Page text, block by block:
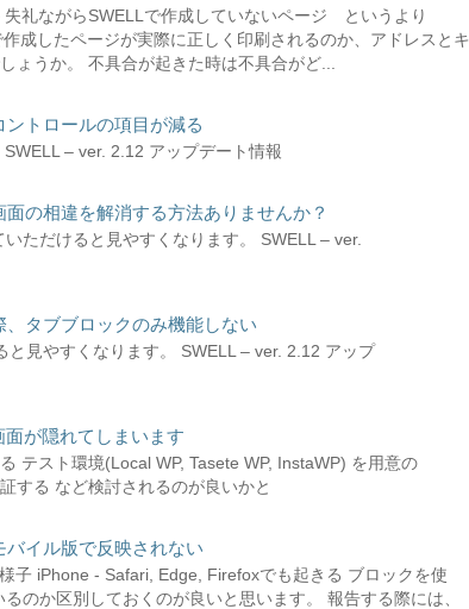
礼ながらSWELLで作成していないページ というより
成したページが実際に正しく印刷されるのか、アドレスとキ
ょうか。 不具合が起きた時は不具合がど...
トロールの項目が減る
– ver. 2.12 アップデート情報
の相違を解消する方法ありませんか？
ただけると見やすくなります。 SWELL – ver.
タブブロックのみ機能しない
見やすくなります。 SWELL – ver. 2.12 アップ
が隠れてしまいます
テスト環境(Local WP, Tasete WP, InstaWP) を用意の
する など検討されるのが良いかと
イル版で反映されない
子 iPhone - Safari, Edge, Firefoxでも起きる ブロックを使
のか区別しておくのが良いと思います。 報告する際には、